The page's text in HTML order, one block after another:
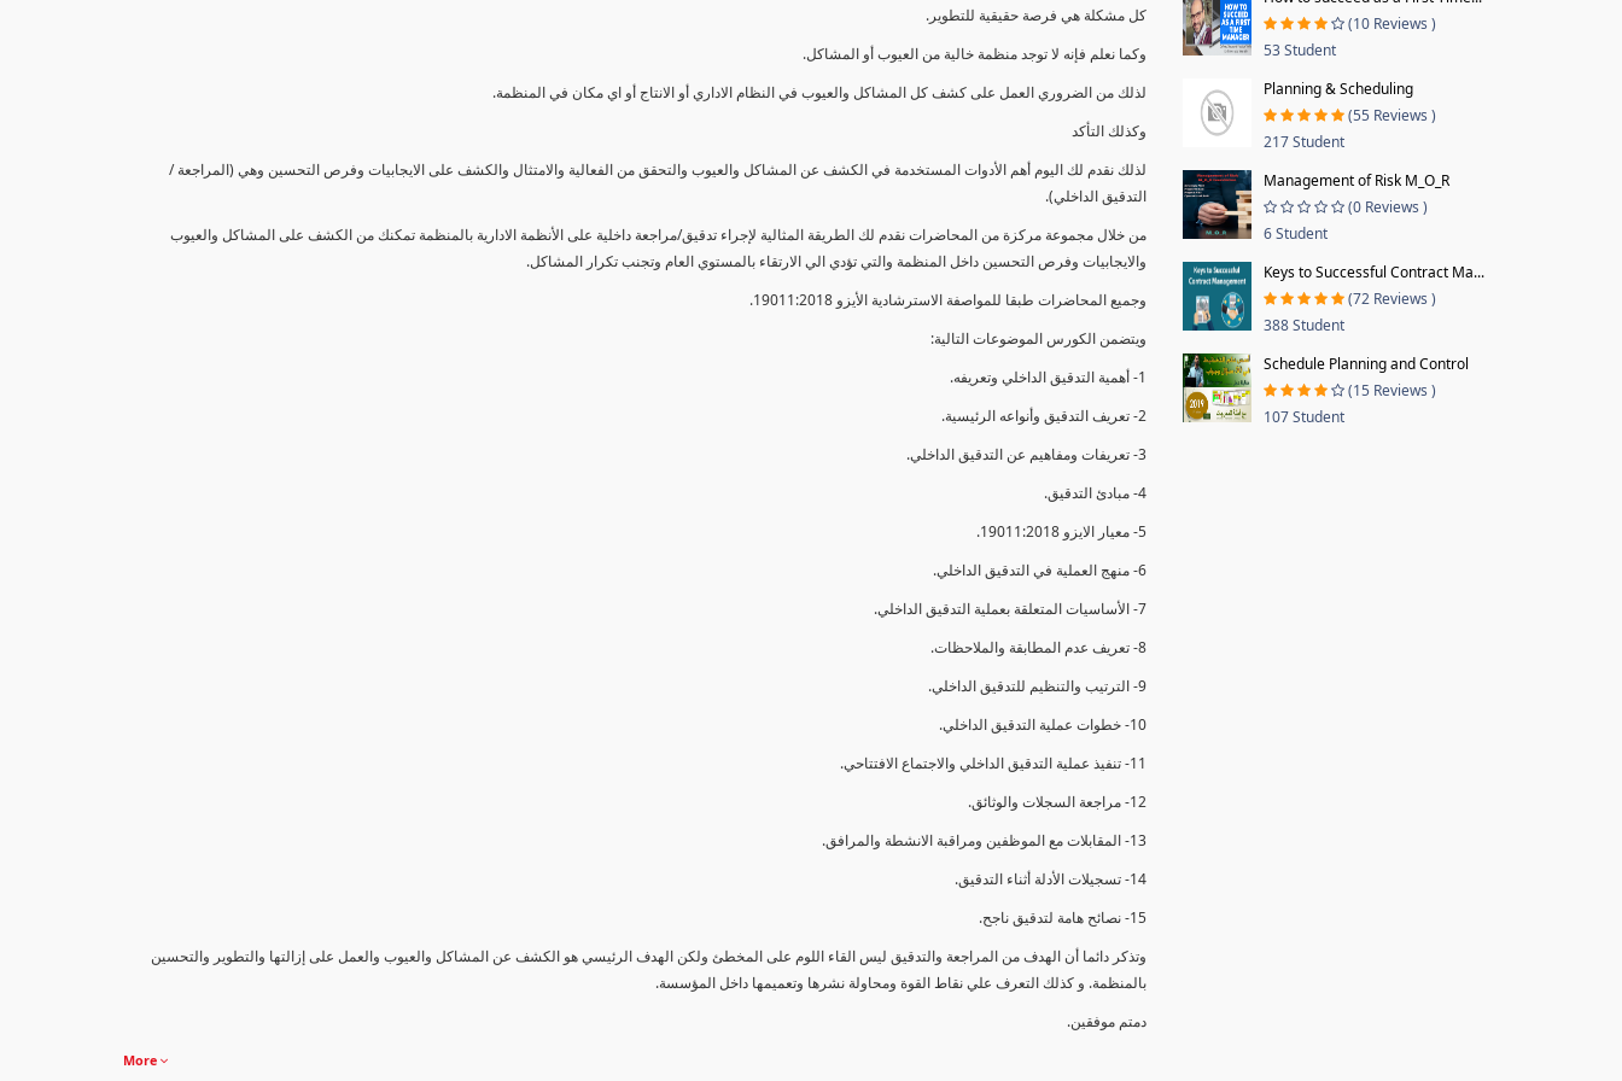
كل مشكلة هي فرصة حقيقية للتطوير.
وكما نعلم فإنه لا توجد منظمة خالية من العيوب أو المشاكل.
لذلك من الضروري العمل على كشف كل المشاكل والعيوب في النظام الاداري أو الانتاج أو اي مكان في المنظمة.
وكذلك التأكد
لذلك نقدم لك اليوم أهم الأدوات المستخدمة في الكشف عن المشاكل والعيوب والتحقق من الفعالية والامتثال والكشف على الايجابيات وفرص التحسين وهي (المراجعة /
التدقيق الداخلي).
من خلال مجموعة مركزة من المحاضرات نقدم لك الطريقة المثالية لإجراء تدقيق/مراجعة داخلية على الأنظمة الادارية بالمنظمة تمكنك من الكشف على المشاكل والعيوب
والايجابيات وفرص التحسين داخل المنظمة والتي تؤدي الي الارتقاء بالمستوي العام وتجنب تكرار المشاكل.
وجميع المحاضرات طبقا للمواصفة الاسترشادية الأيزو 19011:2018.
ويتضمن الكورس الموضوعات التالية:
1- أهمية التدقيق الداخلي وتعريفه.
2- تعريف التدقيق وأنواعه الرئيسية.
3- تعريفات ومفاهيم عن التدقيق الداخلي.
4- مبادئ التدقيق.
5- معيار الايزو 19011:2018.
6- منهج العملية في التدقيق الداخلي.
7- الأساسيات المتعلقة بعملية التدقيق الداخلي.
8- تعريف عدم المطابقة والملاحظات.
9- الترتيب والتنظيم للتدقيق الداخلي.
10- خطوات عملية التدقيق الداخلي.
11- تنفيذ عملية التدقيق الداخلي والاجتماع الافتتاحي.
12- مراجعة السجلات والوثائق.
13- المقابلات مع الموظفين ومراقبة الانشطة والمرافق.
14- تسجيلات الأدلة أثناء التدقيق.
15- نصائح هامة لتدقيق ناجح.
وتذكر دائما أن الهدف من المراجعة والتدقيق ليس القاء اللوم على المخطئ ولكن الهدف الرئيسي هو الكشف عن المشاكل والعيوب والعمل على إزالتها والتطوير والتحسين
بالمنظمة. و كذلك التعرف علي نقاط القوة ومحاولة نشرها وتعميمها داخل المؤسسة.
دمتم موفقين.
More
(10 Reviews )
53 Student
Planning & Scheduling
(55 Reviews )
217 Student
Management of Risk M_O_R
(0 Reviews )
6 Student
Keys to Successful Contract Ma...
(72 Reviews )
388 Student
Schedule Planning and Control
(15 Reviews )
107 Student